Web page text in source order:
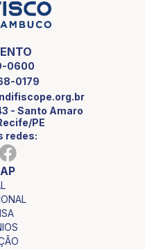
0600
0179
- Santo Amaro
PE
redes: